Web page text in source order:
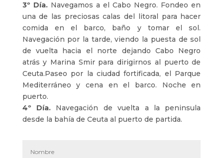
3º Día.Navegamos a el Cabo Negro. Fondeo en
una de las preciosas calas del litoral para hacer
comida en el barco, baño y tomar el sol.
Navegación por la tarde, viendo la puesta de sol
de vuelta hacia el norte dejando Cabo Negro
atrás y Marina Smir para dirigirnos al puerto de
Ceuta.Paseo por la ciudad fortificada, el Parque
Mediterráneo y cena en el barco. Noche en
puerto.
4º Día. Navegación de vuelta a la peninsula
desde la bahía de Ceuta al puerto de partida.